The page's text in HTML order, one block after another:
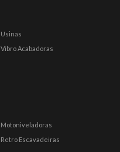
Usinas
Vibro Acabadoras
Motoniveladoras
Retro Escavadeiras